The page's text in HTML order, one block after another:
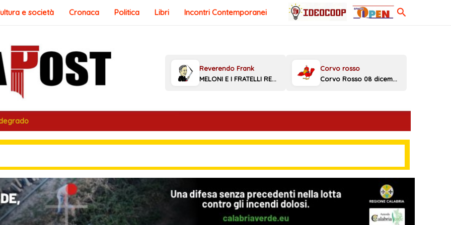
e società Cronaca Politica Libri Incontri Contemporanei Cerca
MELONI E I FRATELLI REGGINI Corvo Rosso 08 dicembre 2025